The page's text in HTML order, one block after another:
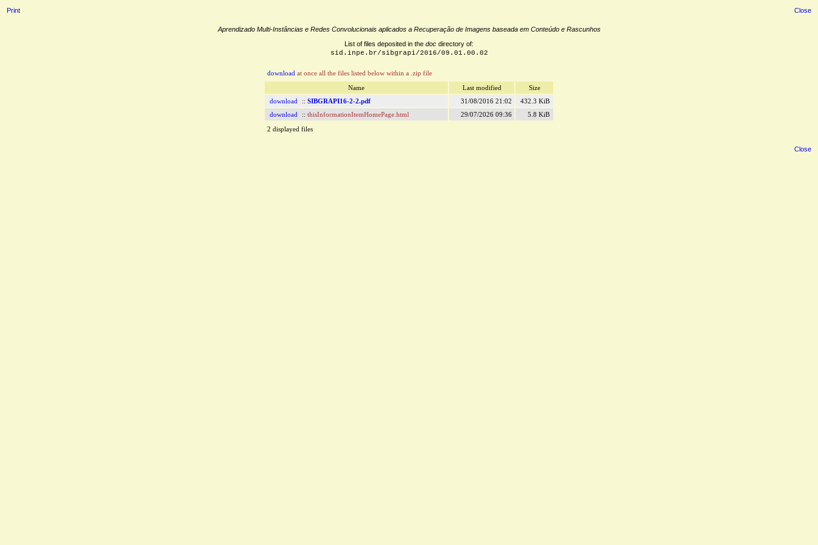
Print Close
Aprendizado Multi-Instâncias e Redes Convolucionais aplicados a Recuperação de Imagens baseada em Conteúdo e Rascunhos
List of files deposited in the doc directory of:
sid.inpe.br/sibgrapi/2016/09.01.00.02
download at once all the files listed below within a .zip file
Name
Last modified
Size
download
:: SIBGRAPI16-2-2.pdf 31/08/2016 21:02
432.3 KiB
download
:: thisInformationItemHomePage.html 29/07/2026 09:36
5.8 KiB
2 displayed files
Close